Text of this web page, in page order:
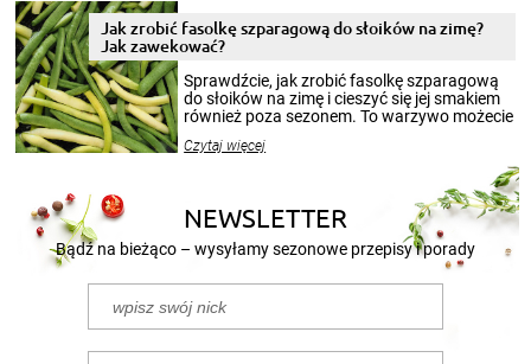
pełni poczuć atmosferę cieplejszych
miesięcy. Przygotowanie słoików ze
patenty, które pozwolą zachować świeżość
przetworów.
Jak zrobić fasolkę szparagową do słoików na zimę?
Jak zawekować?
Sprawdźcie, jak zrobić fasolkę szparagową
do słoików na zimę i cieszyć się jej smakiem
również poza sezonem. To warzywo możecie
nasze propozycje!
Czytaj więcej
NEWSLETTER
Bądź na bieżąco – wysyłamy sezonowe przepisy i porady